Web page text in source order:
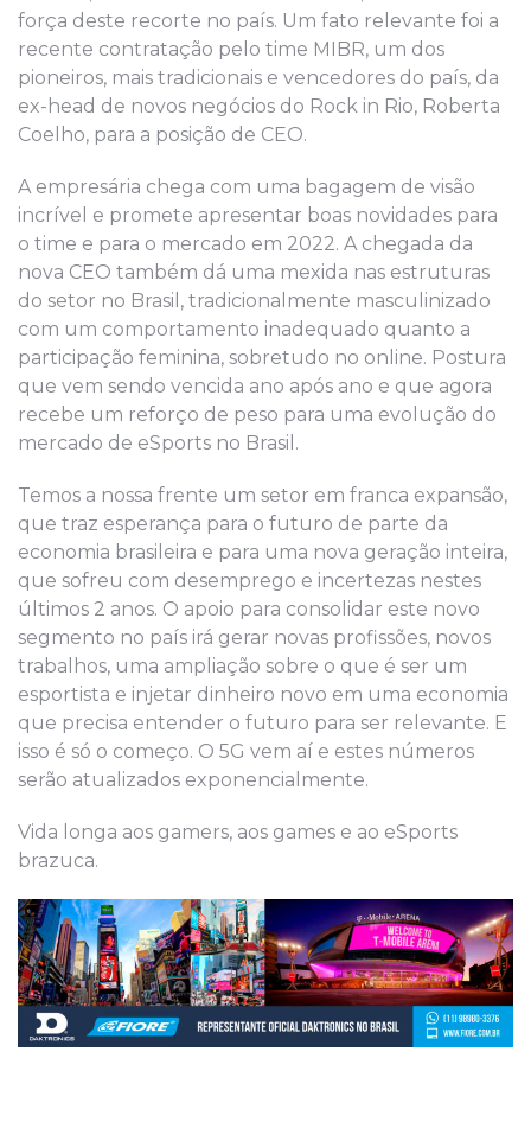
força deste recorte no país. Um fato relevante foi a
recente contratação pelo time MIBR, um dos
pioneiros, mais tradicionais e vencedores do país, da
ex-head de novos negócios do Rock in Rio, Roberta
Coelho, para a posição de CEO.
A empresária chega com uma bagagem de visão
incrível e promete apresentar boas novidades para
o time e para o mercado em 2022. A chegada da
nova CEO também dá uma mexida nas estruturas
do setor no Brasil, tradicionalmente masculinizado
com um comportamento inadequado quanto a
participação feminina, sobretudo no online. Postura
que vem sendo vencida ano após ano e que agora
recebe um reforço de peso para uma evolução do
mercado de eSports no Brasil.
Temos a nossa frente um setor em franca expansão,
que traz esperança para o futuro de parte da
economia brasileira e para uma nova geração inteira,
que sofreu com desemprego e incertezas nestes
últimos 2 anos. O apoio para consolidar este novo
segmento no país irá gerar novas profissões, novos
trabalhos, uma ampliação sobre o que é ser um
esportista e injetar dinheiro novo em uma economia
que precisa entender o futuro para ser relevante. E
isso é só o começo. O 5G vem aí e estes números
serão atualizados exponencialmente.
Vida longa aos gamers, aos games e ao eSports
brazuca.